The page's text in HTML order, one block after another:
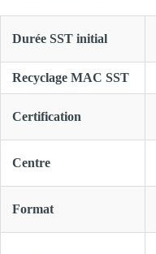
Durée SST initial
Recyclage MAC SST
Certification
Centre
Format